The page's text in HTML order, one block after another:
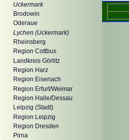
Uckermark
Brodowin
Oderaue
Lychen (Uckermark)
Rheinsberg
Region Cottbus
Landkreis Görlitz
Region Harz
Region Eisenach
Region Erfurt/Weimar
Region Halle/Dessau
Leipzig (Stadt)
Region Leipzig
Region Dresden
Pirna